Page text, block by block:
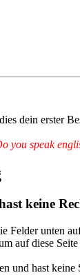
dein erster
you speak
keine
unten
auf diese
und hast